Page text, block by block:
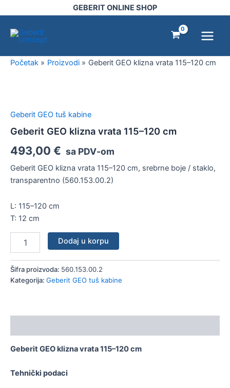
na
sadržaj
GEBERIT ONLINE SHOP
Menu
Početak Proizvodi Geberit GEO klizna vrata 115–120 cm
Geberit GEO tuš kabine
Geberit GEO klizna vrata 115–120 cm
493,00 € sa PDV-om
Geberit GEO klizna vrata 115–120 cm, srebrne boje / staklo,
transparentno (560.153.00.2)
L: 115–120 cm
T: 12 cm
vrata
115–
cm
Dodaj u korpu
Šifra proizvoda: 560.153.00.2
Kategorija: Geberit GEO tuš kabine
Geberit GEO klizna vrata 115–120 cm
Tehnički podaci
115–
cm